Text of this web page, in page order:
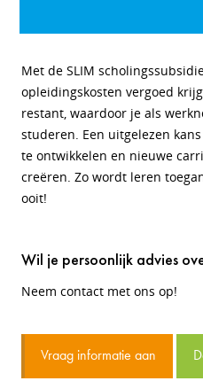
Met de SLIM
opleidingskosten vergoed
restant, waardoor je als
studeren. Een uitgelezen
te ontwikkelen en nieuwe
creëren. Zo wordt leren
ooit!
Wil je persoonlijk advies
Neem contact met ons op!
Vraag informatie aan